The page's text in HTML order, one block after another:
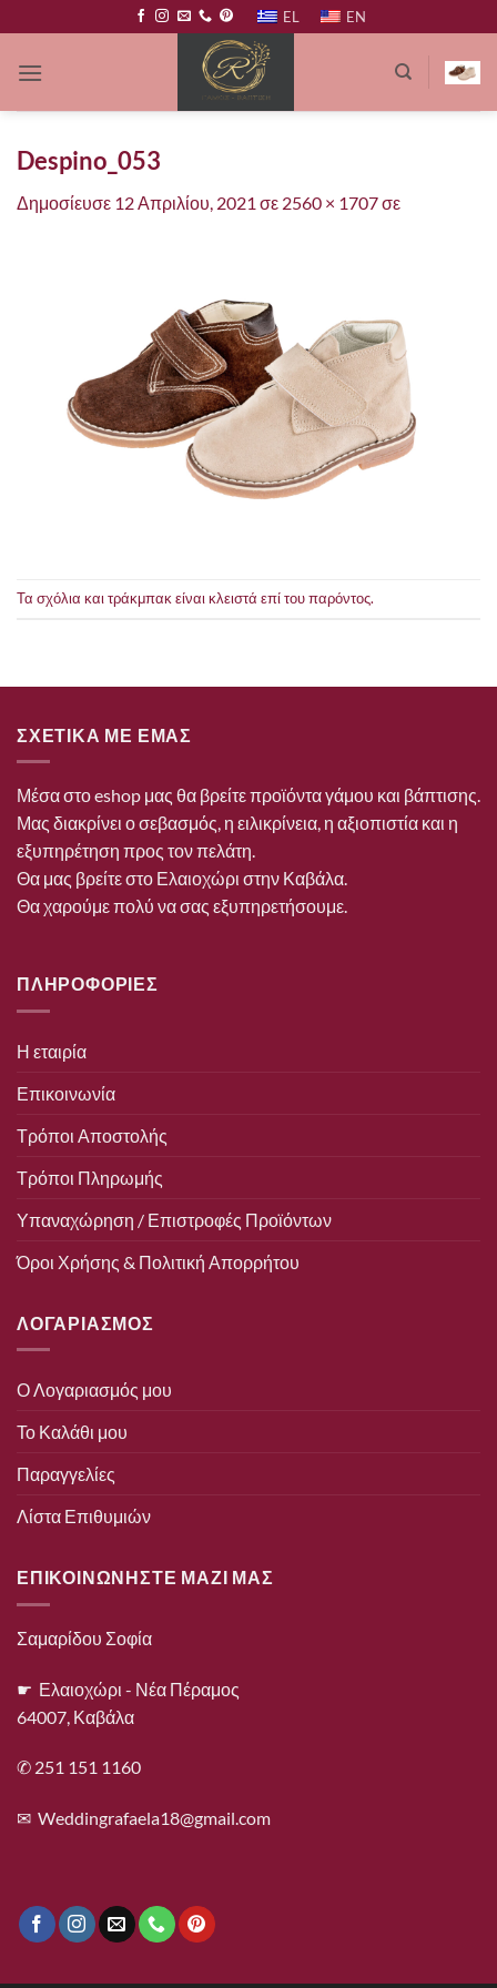
στο
περιεχόμενο
EL EN
Despino_053
Δημοσίευσε 12 Απριλίου, 2021 σε 2560 × 1707σε
Τα σχόλια και τράκμπακ είναι κλειστά επί του παρόντος.
ΣΧΕΤΙΚΑ ΜΕ ΕΜΑΣ
Μέσα στο eshop μας θα βρείτε προϊόντα γάμου και βάπτισης.
Μας διακρίνει ο σεβασμός, η ειλικρίνεια, η αξιοπιστία και η
εξυπηρέτηση προς τον πελάτη.
Θα μας βρείτε στο Ελαιοχώρι στην Καβάλα.
Θα χαρούμε πολύ να σας εξυπηρετήσουμε.
ΠΛΗΡΟΦΟΡΙΕΣ
Η εταιρία
Επικοινωνία
Τρόποι Αποστολής
Τρόποι Πληρωμής
Υπαναχώρηση / Επιστροφές Προϊόντων
Όροι Χρήσης & Πολιτική Απορρήτου
ΛΟΓΑΡΙΑΣΜΟΣ
Ο Λογαριασμός μου
Το Καλάθι μου
Παραγγελίες
Λίστα Επιθυμιών
ΕΠΙΚΟΙΝΩΝΗΣΤΕ ΜΑΖΙ ΜΑΣ
Σαμαρίδου Σοφία
☛ Ελαιοχώρι - Νέα Πέραμος
64007, Καβάλα
✆ 251 151 1160
✉ Weddingrafaela18@gmail.com